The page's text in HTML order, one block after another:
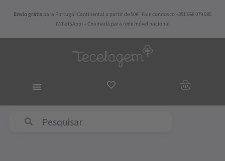
Envio grátis para Portugal Continental a partir de 50€ | Fale connosco +351 968 079 985
(WhatsApp) – Chamada para rede móvel nacional
AO